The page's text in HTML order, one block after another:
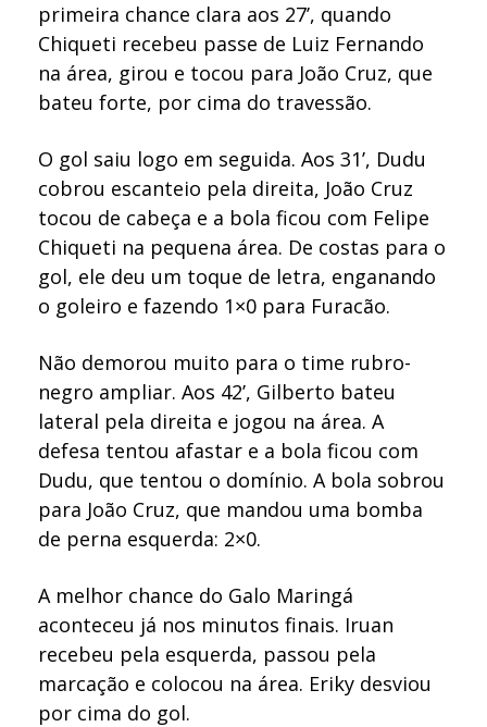
primeira chance clara aos 27’, quando
Chiqueti recebeu passe de Luiz Fernando
na área, girou e tocou para João Cruz, que
bateu forte, por cima do travessão.
O gol saiu logo em seguida. Aos 31’, Dudu
cobrou escanteio pela direita, João Cruz
tocou de cabeça e a bola ficou com Felipe
Chiqueti na pequena área. De costas para o
gol, ele deu um toque de letra, enganando
o goleiro e fazendo 1×0 para Furacão.
Não demorou muito para o time rubro-
negro ampliar. Aos 42’, Gilberto bateu
lateral pela direita e jogou na área. A
defesa tentou afastar e a bola ficou com
Dudu, que tentou o domínio. A bola sobrou
para João Cruz, que mandou uma bomba
de perna esquerda: 2×0.
A melhor chance do Galo Maringá
aconteceu já nos minutos finais. Iruan
recebeu pela esquerda, passou pela
marcação e colocou na área. Eriky desviou
por cima do gol.